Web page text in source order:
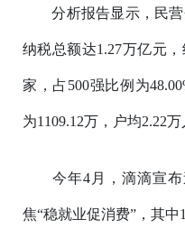
分析报告显示，民营
纳税总额达1.27万亿元
家，占500强比例为
为1109.12万，户均2.22万
今年4月，滴滴宣布
焦“稳就业促消费”，其